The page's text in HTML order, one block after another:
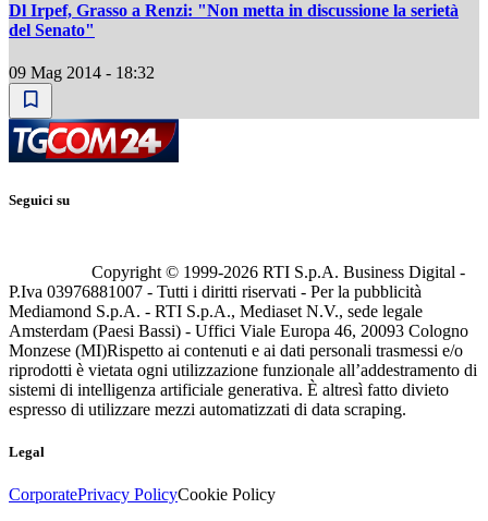
Dl Irpef, Grasso a Renzi: "Non metta in discussione la serietà
del Senato"
09 Mag 2014 - 18:32
Seguici su
Copyright © 1999-2026 RTI S.p.A. Business Digital -
P.Iva 03976881007 - Tutti i diritti riservati - Per la pubblicità
Mediamond S.p.A. - RTI S.p.A., Mediaset N.V., sede legale
Amsterdam (Paesi Bassi) - Uffici Viale Europa 46, 20093 Cologno
Monzese (MI)Rispetto ai contenuti e ai dati personali trasmessi e/o
riprodotti è vietata ogni utilizzazione funzionale all’addestramento di
sistemi di intelligenza artificiale generativa. È altresì fatto divieto
espresso di utilizzare mezzi automatizzati di data scraping.
Legal
CorporatePrivacy PolicyCookie Policy